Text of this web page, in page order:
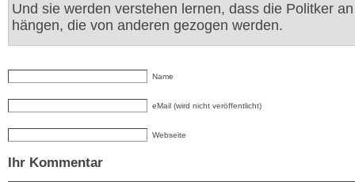
Und sie werden verstehen lernen, dass die Politker
hängen, die von anderen gezogen werden.
Name
eMail (wird nicht veröffentlicht)
Webseite
Ihr Kommentar